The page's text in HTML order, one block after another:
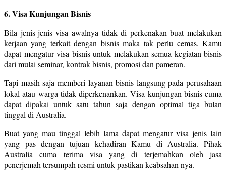
6. Visa Kunjungan Bisnis
Bila jenis-jenis visa awalnya tidak di perkenakan buat melakukan
kerjaan yang terkait dengan bisnis maka tak perlu cemas. Kamu
dapat mengatur visa bisnis untuk melakukan semua kegiatan bisnis
dari mulai seminar, kontrak bisnis, promosi dan pameran.
Tapi masih saja memberi layanan bisnis langsung pada perusahaan
lokal atau warga tidak diperkenankan. Visa kunjungan bisnis cuma
dapat dipakai untuk satu tahun saja dengan optimal tiga bulan
tinggal di Australia.
Buat yang mau tinggal lebih lama dapat mengatur visa jenis lain
yang pas dengan tujuan kehadiran Kamu di Australia. Pihak
Australia cuma terima visa yang di terjemahkan oleh jasa
penerjemah tersumpah resmi untuk pastikan keabsahan nya.